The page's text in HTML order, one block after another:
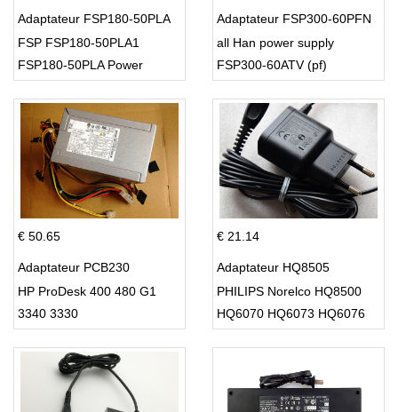
Adaptateur FSP180-50PLA
FSP FSP180-50PLA1
FSP180-50PLA Power
Adaptateur FSP300-60PFN
all Han power supply
FSP300-60ATV (pf)
€ 50.65
Adaptateur PCB230
HP ProDesk 400 480 G1
3340 3330
€ 21.14
Adaptateur HQ8505
PHILIPS Norelco HQ8500
HQ6070 HQ6073 HQ6076